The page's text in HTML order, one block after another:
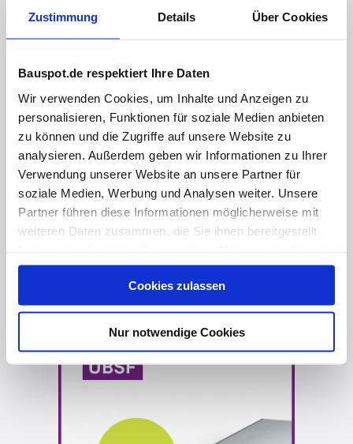
Zustimmung Details Über Cookies
Bauspot.de respektiert Ihre Daten
Wir verwenden Cookies, um Inhalte und Anzeigen zu
personalisieren, Funktionen für soziale Medien anbieten
zu können und die Zugriffe auf unsere Website zu
analysieren. Außerdem geben wir Informationen zu Ihrer
Verwendung unserer Website an unsere Partner für
soziale Medien, Werbung und Analysen weiter. Unsere
Partner führen diese Informationen möglicherweise mit
weiteren Daten zusammen, die Sie ihnen bereitgestellt
gesammelt haben. Hier finden Sie Informationen zum
und unserImpressum.
Cookies zulassen
Nur notwendige Cookies
Neues estrichbündiges Kanalsystem von PohlCon